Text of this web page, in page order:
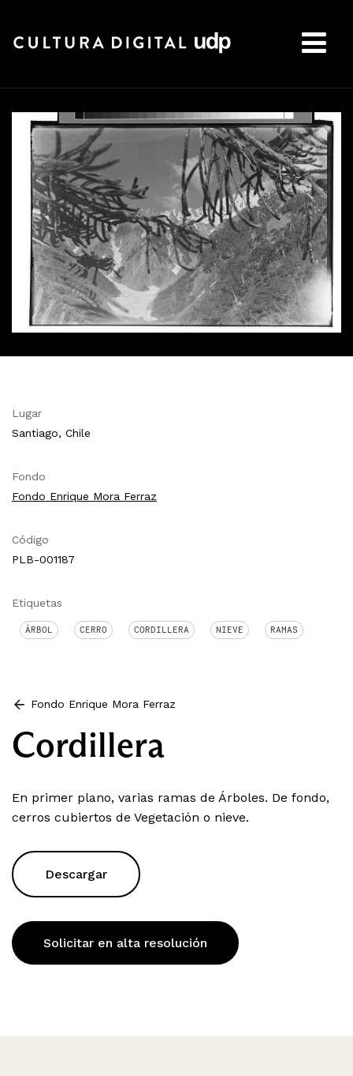
Lugar
Santiago, Chile
Fondo
Fondo Enrique Mora Ferraz
Código
PLB-001187
Etiquetas
ÁRBOL CERRO CORDILLERA NIEVE RAMAS
Fondo Enrique Mora Ferraz
Cordillera
En primer plano, varias ramas de Árboles. De fondo,
cerros cubiertos de Vegetación o nieve.
Descargar
Solicitar en alta resolución